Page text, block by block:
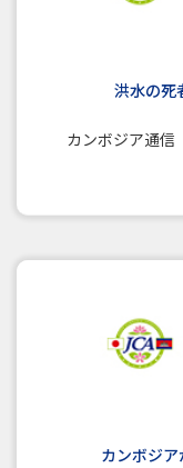
洪水の死
カンボジア通
カンボジ